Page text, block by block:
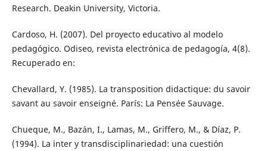
Research. Deakin University, Victoria.
Cardoso, H. (2007). Del proyecto educativo al modelo
pedagógico. Odiseo, revista electrónica de pedagogía, 4(8).
Recuperado en:
Chevallard, Y. (1985). La transposition didactique: du savoir
savant au savoir enseigné. París: La Pensée Sauvage.
Chueque, M., Bazán, I., Lamas, M., Griffero, M., & Díaz, P.
(1994). La inter y transdisciplinariedad: una cuestión